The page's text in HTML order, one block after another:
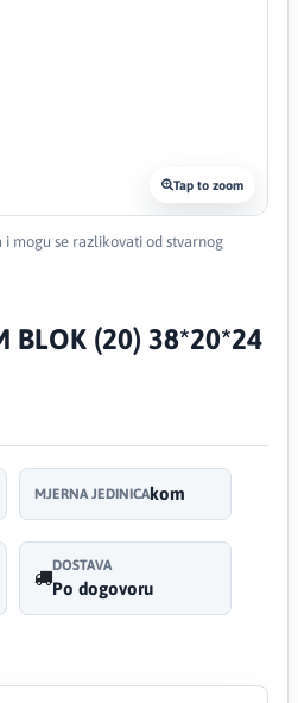
Tap to zoom
mogu se razlikovati od stvarnog
BLOK (20) 38*20*24
MJERNA JEDINICAkom
DOSTAVA
Po dogovoru